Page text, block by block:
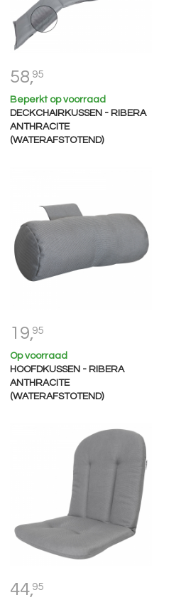
58,95
Beperkt op voorraad
DECKCHAIRKUSSEN - RIBERA
ANTHRACITE
(WATERAFSTOTEND)
19,95
Op voorraad
HOOFDKUSSEN - RIBERA
ANTHRACITE
(WATERAFSTOTEND)
44,95